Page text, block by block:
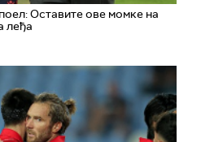
Оставите ове момке на
леђа